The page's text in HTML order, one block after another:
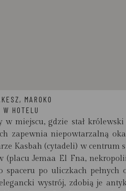
MAROKO
W HOTELU
w miejscu, gdzie stał
zapewnia niepowtarzalną
Kasbah (cytadeli) w centrum
(placu Jemaa El Fna,
spaceru po uliczkach
wystrój, zdobią je